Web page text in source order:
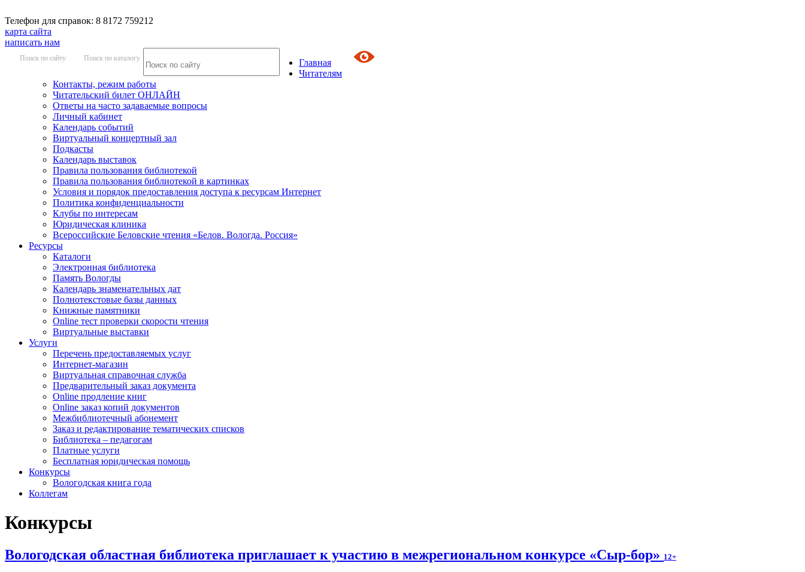
Телефон для справок: 8 8172 759212
карта сайта
написать нам
Поиск по сайту Поиск по каталогу
Главная
Читателям
Контакты, режим работы
Читательский билет ОНЛАЙН
Ответы на часто задаваемые вопросы
Личный кабинет
Календарь событий
Виртуальный концертный зал
Подкасты
Календарь выставок
Правила пользования библиотекой
Правила пользования библиотекой в картинках
Условия и порядок предоставления доступа к ресурсам Интернет
Политика конфиденциальности
Клубы по интересам
Юридическая клиника
Всероссийские Беловские чтения «Белов. Вологда. Россия»
Ресурсы
Каталоги
Электронная библиотека
Память Вологды
Календарь знаменательных дат
Полнотекстовые базы данных
Книжные памятники
Online тест проверки скорости чтения
Виртуальные выставки
Услуги
Перечень предоставляемых услуг
Интернет-магазин
Виртуальная справочная служба
Предварительный заказ документа
Online продление книг
Online заказ копий документов
Межбиблиотечный абонемент
Заказ и редактирование тематических списков
Библиотека – педагогам
Платные услуги
Бесплатная юридическая помощь
Конкурсы
Вологодская книга года
Коллегам
Конкурсы
Вологодская областная библиотека приглашает к участию в межрегиональном конкурсе «Сыр-бор» 12+